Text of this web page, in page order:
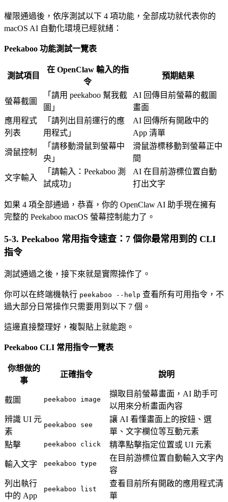
權限通過後，依序測試以下 4 項功能，全部成功就代表你的
macOS AI 自動化環境已經就緒：
Peekaboo 功能測試一覽表
測試項目
在 OpenClaw 輸入的指
令
預期結果
螢幕截圖
「請用 peekaboo 幫我截
圖」
AI 回傳目前螢幕的截圖
畫面
應用程式
列表
「請列出目前運行的應
用程式」
AI 回傳所有開啟中的
App 清單
滑鼠控制
「請移動滑鼠到螢幕中
央」
滑鼠游標移動到螢幕正中
間
文字輸入
「請輸入：Peekaboo 測
試成功」
AI 在目前游標位置自動
打出文字
如果 4 項全部通過，恭喜，你的 OpenClaw AI 助手現在擁有
完整的 Peekaboo macOS 螢幕控制能力了。
5-3. Peekaboo 常用指令速查：7 個你最常用到的 CLI
指令
測試通過之後，接下來就是實際操作了。
你可以在終端機執行 peekaboo --help 查看所有可用指令，不
過大部分日常操作只需要用到以下 7 個。
這邊直接整理好，複製貼上就能跑。
Peekaboo CLI 常用指令一覽表
你想做的
事
正確指令 說明
截圖 peekaboo image
擷取目前螢幕畫面，AI 助手可
以用來分析畫面內容
辨識 UI 元
素
peekaboo see
讓 AI 看懂畫面上的按鈕、選
單、文字欄位等互動元素
點擊
peekaboo click 精準點擊指定位置或 UI 元素
輸入文字 peekaboo type
在目前游標位置自動輸入文字內
容
列出執行
中的 App
peekaboo list
查看目前所有開啟的應用程式清
單